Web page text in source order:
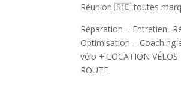
Réunion🇷🇪toutes
Réparation – Entretien-
Optimisation – Coaching
vélo + LOCATION VÉLOS
ROUTE